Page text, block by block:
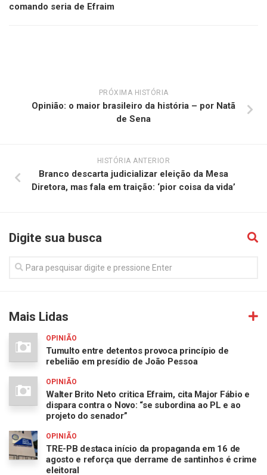
comando seria de Efraim
PRÓXIMA HISTÓRIA
Opinião: o maior brasileiro da história – por Natã
de Sena
HISTÓRIA ANTERIOR
Branco descarta judicializar eleição da Mesa
Diretora, mas fala em traição: ‘pior coisa da vida’
Digite sua busca
Mais Lidas
OPINIÃO
Tumulto entre detentos provoca princípio de
rebelião em presídio de João Pessoa
OPINIÃO
Walter Brito Neto critica Efraim, cita Major Fábio e
dispara contra o Novo: “se subordina ao PL e ao
projeto do senador”
OPINIÃO
TRE-PB destaca início da propaganda em 16 de
agosto e reforça que derrame de santinhos é crime
eleitoral